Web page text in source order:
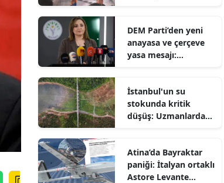
DEM Parti’den yeni
anayasa ve çerçeve
yasa mesajı:
takvim belirsiz
İstanbul'un su
stokunda kritik
düşüş: Uzmanlardan
Atina’da Bayraktar
paniği: İtalyan ortaklı
Astore Levante